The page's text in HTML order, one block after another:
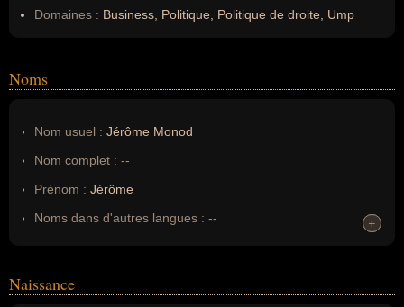
Domaines : Business, Politique, Politique de droite, Ump
Noms
Nom usuel : Jérôme Monod
Nom complet : --
Prénom : Jérôme
Noms dans d'autres langues : --
Nom de famille :Monod
+
+
Naissance